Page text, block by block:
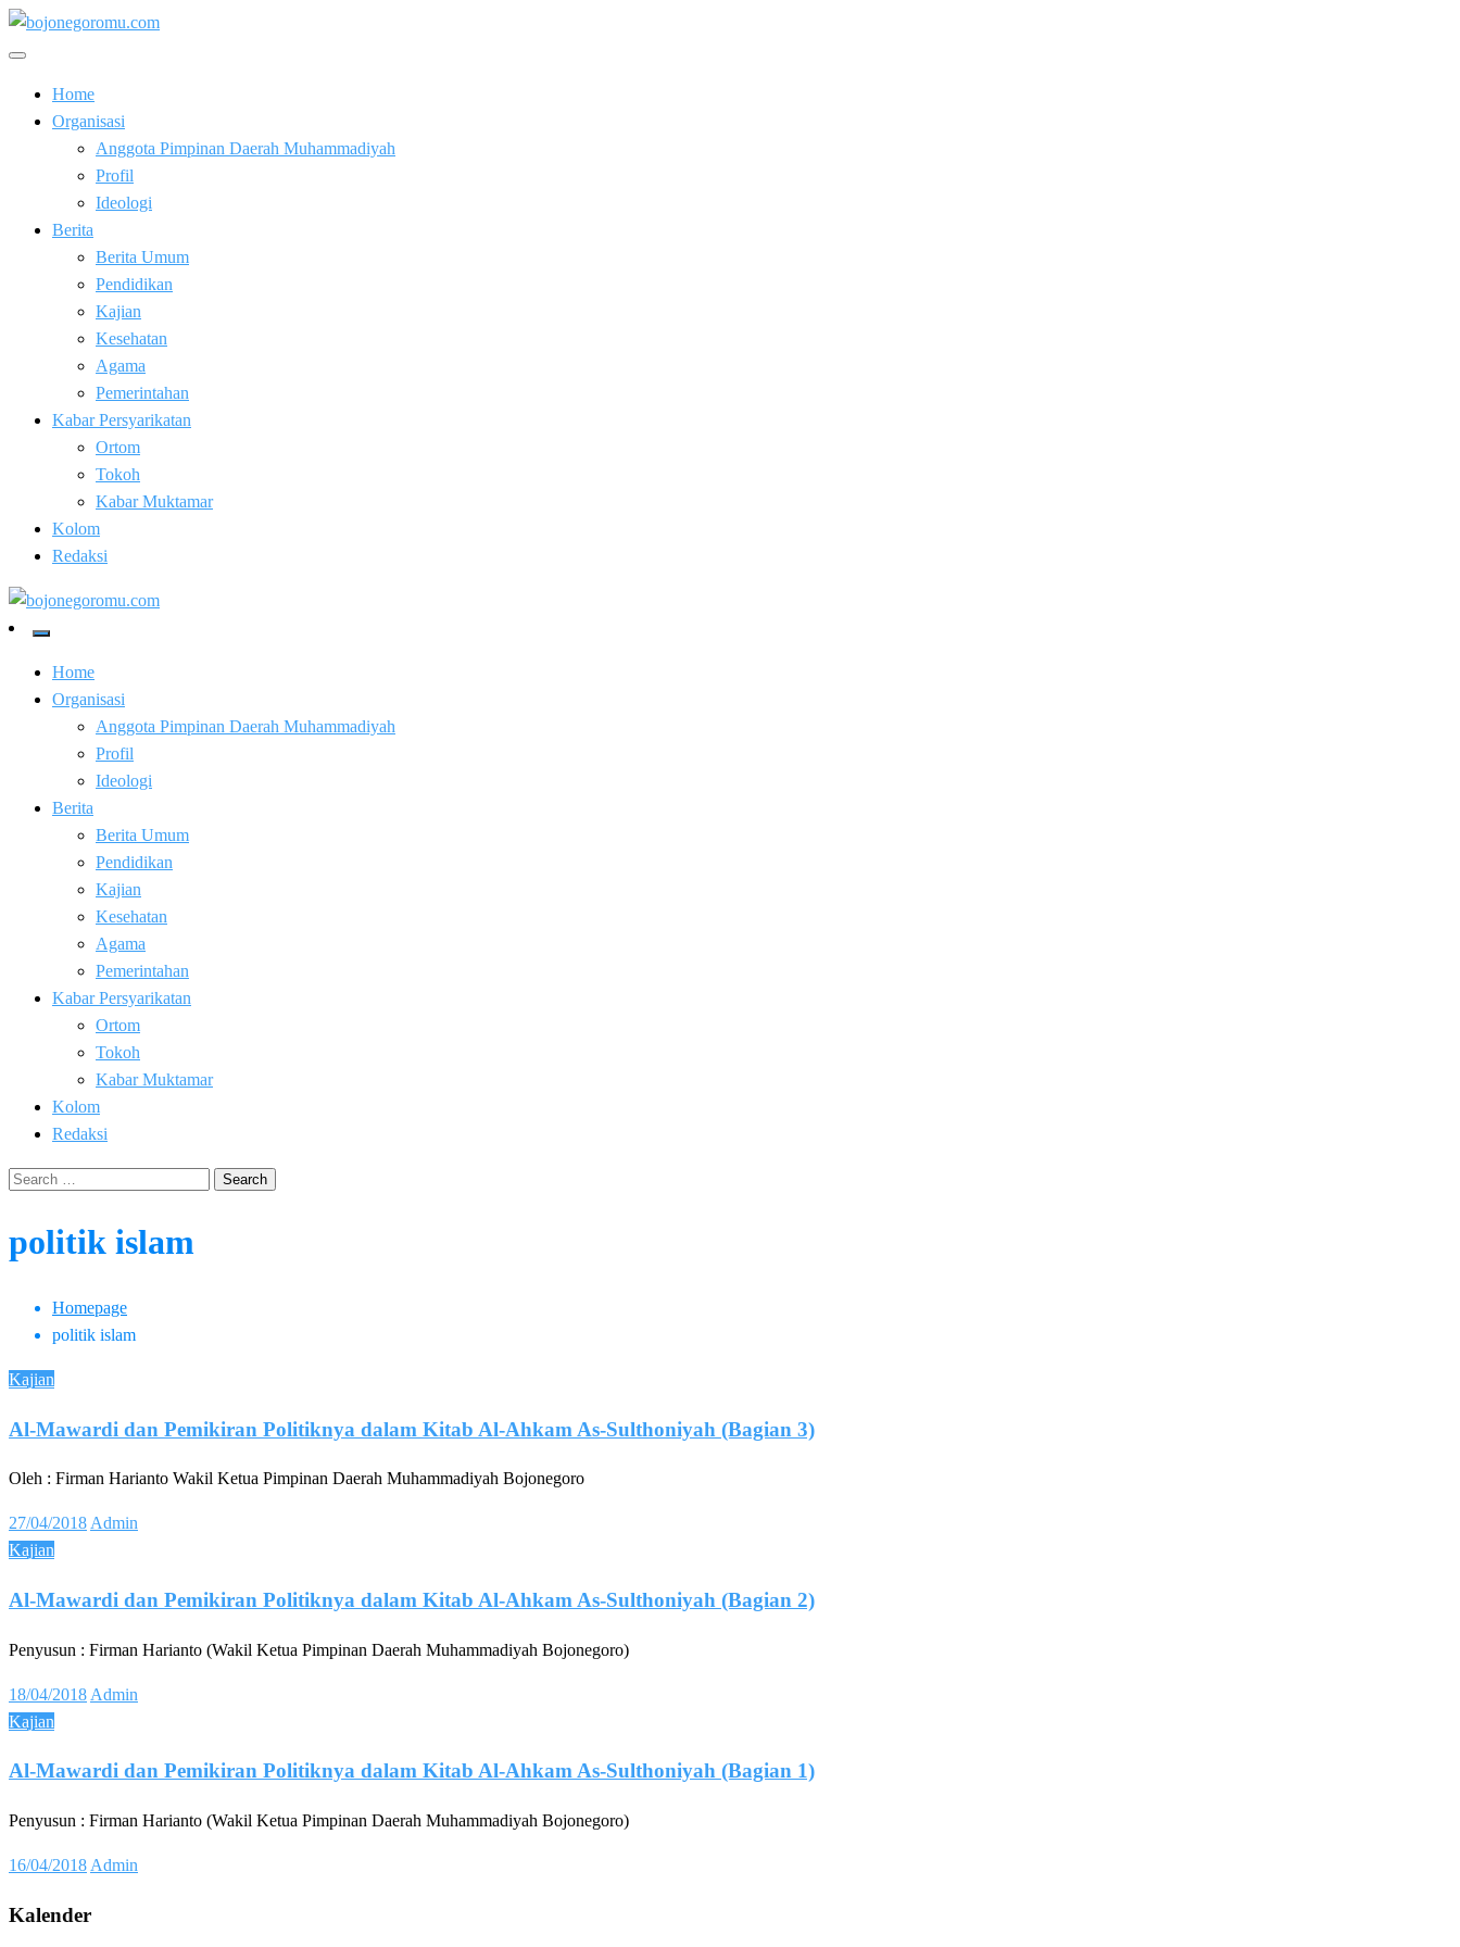
Skip
to
bojonegoromu.com
Home
Organisasi
Anggota Pimpinan Daerah Muhammadiyah
Profil
Ideologi
Berita
Berita Umum
Pendidikan
Kajian
Kesehatan
Agama
Pemerintahan
Kabar Persyarikatan
Ortom
Tokoh
Kabar Muktamar
Kolom
Redaksi
bojonegoromu.com
Home
Organisasi
Anggota Pimpinan Daerah Muhammadiyah
Profil
Ideologi
Berita
Berita Umum
Pendidikan
Kajian
Kesehatan
Agama
Pemerintahan
Kabar Persyarikatan
Ortom
Tokoh
Kabar Muktamar
Kolom
Redaksi
Search
politik islam
Homepage
politik islam
Kajian
Al-Mawardi dan Pemikiran Politiknya dalam Kitab Al-Ahkam As-Sulthoniyah (Bagian 3)
Oleh : Firman Harianto Wakil Ketua Pimpinan Daerah Muhammadiyah Bojonegoro
Posted
on
27/04/2018 Admin
Kajian
Al-Mawardi dan Pemikiran Politiknya dalam Kitab Al-Ahkam As-Sulthoniyah (Bagian 2)
Penyusun : Firman Harianto (Wakil Ketua Pimpinan Daerah Muhammadiyah Bojonegoro)
Posted
on
18/04/2018 Admin
Kajian
Al-Mawardi dan Pemikiran Politiknya dalam Kitab Al-Ahkam As-Sulthoniyah (Bagian 1)
Penyusun : Firman Harianto (Wakil Ketua Pimpinan Daerah Muhammadiyah Bojonegoro)
Posted
16/04/2018 Admin
Kalender